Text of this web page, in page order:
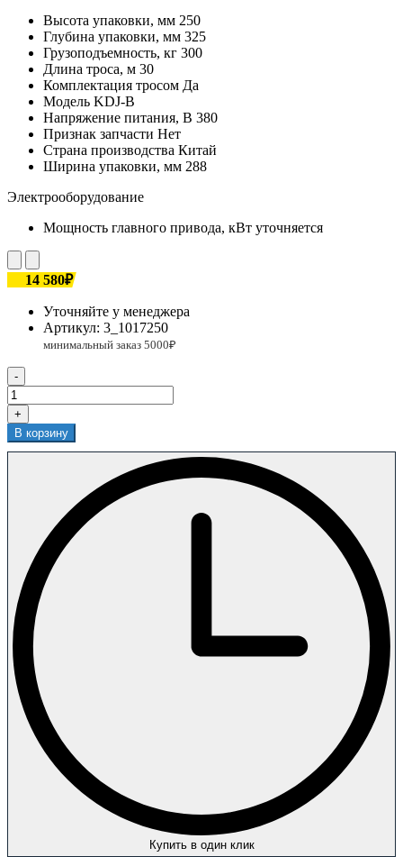
Высота упаковки, мм 250
Глубина упаковки, мм 325
Грузоподъемность, кг 300
Длина троса, м 30
Комплектация тросом Да
Модель KDJ-B
Напряжение питания, В 380
Признак запчасти Нет
Страна производства Китай
Ширина упаковки, мм 288
Электрооборудование
Мощность главного привода, кВт уточняется
14 580₽
Уточняйте у менеджера
Артикул: 3_1017250
-
+
В корзину
Купить в один клик